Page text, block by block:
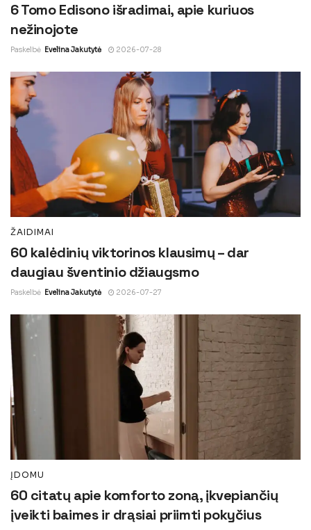
6 Tomo Edisono išradimai, apie kuriuos
nežinojote
Paskelbė Evelina Jakutytė 2026-07-28
ŽAIDIMAI
60 kalėdinių viktorinos klausimų – dar
daugiau šventinio džiaugsmo
Paskelbė Evelina Jakutytė 2026-07-27
ĮDOMU
60 citatų apie komforto zoną, įkvepiančių
įveikti baimes ir drąsiai priimti pokyčius